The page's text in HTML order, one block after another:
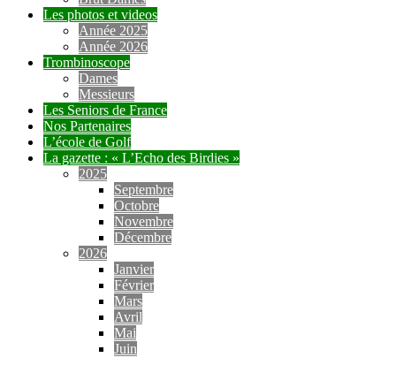
Les photos et videos
Année 2025
Année 2026
Trombinoscope
Dames
Messieurs
Les Seniors de France
Nos Partenaires
L’école de Golf
La gazette : « L’Echo des Birdies »
2025
Septembre
Octobre
Novembre
Décembre
2026
Janvier
Février
Mars
Avril
Mai
Juin